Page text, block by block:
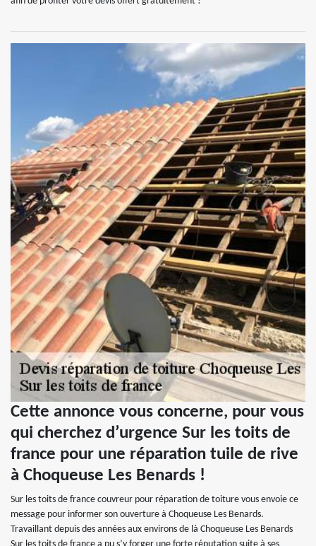
Cette annonce vous concerne, pour vous
qui cherchez d’urgence Sur les toits de
france pour une réparation tuile de rive
à Choqueuse Les Benards !
Sur les toits de france couvreur pour réparation de toiture vous envoie ce
message pour informer son ouverture à Choqueuse Les Benards.
Travaillant depuis des années aux environs de là Choqueuse Les Benards